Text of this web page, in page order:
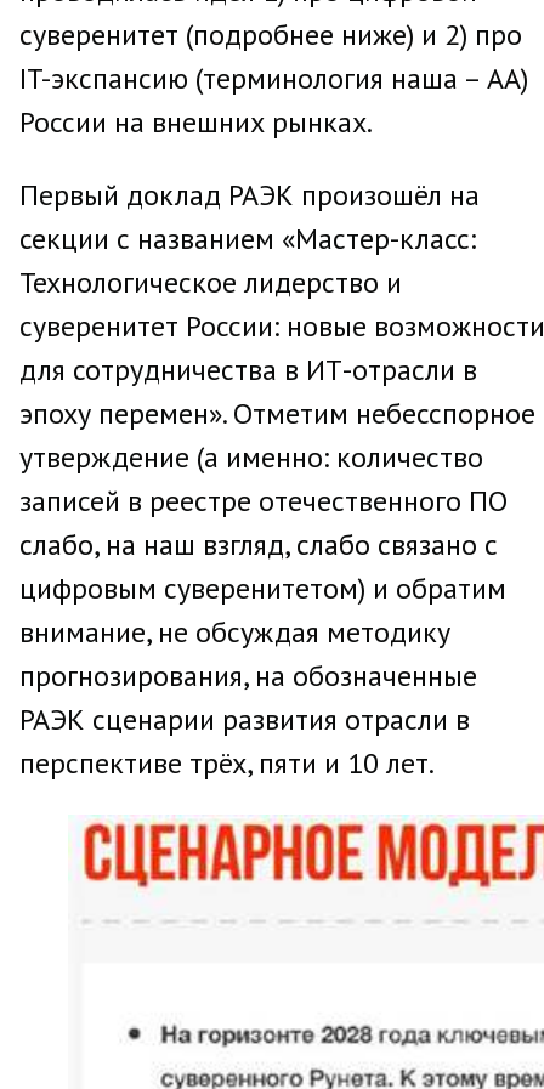
суверенитет (подробнее ниже) и 2) про
IT-экспансию (терминология наша – АА)
России на внешних рынках.
Первый доклад РАЭК произошёл на
секции с названием «Мастер-класс:
Технологическое лидерство и
суверенитет России: новые возможности
для сотрудничества в ИТ-отрасли в
эпоху перемен». Отметим небесспорное
утверждение (а именно: количество
записей в реестре отечественного ПО
слабо, на наш взгляд, слабо связано с
цифровым суверенитетом) и обратим
внимание, не обсуждая методику
прогнозирования, на обозначенные
РАЭК сценарии развития отрасли в
перспективе трёх, пяти и 10 лет.